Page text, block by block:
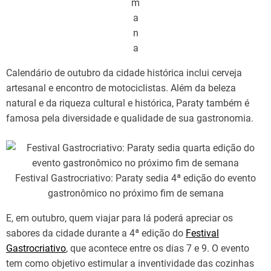
m
a
n
a
Calendário de outubro da cidade histórica inclui cerveja
artesanal e encontro de motociclistas. Além da beleza
natural e da riqueza cultural e histórica, Paraty também é
famosa pela diversidade e qualidade de sua gastronomia.
Festival Gastrocriativo: Paraty sedia 4ª edição do evento
gastronômico no próximo fim de semana
E, em outubro, quem viajar para lá poderá apreciar os
sabores da cidade durante a 4ª edição do Festival
Gastrocriativo, que acontece entre os dias 7 e 9. O evento
tem como objetivo estimular a inventividade das cozinhas